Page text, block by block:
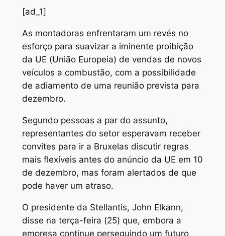
[ad_1]
As montadoras enfrentaram um revés no
esforço para suavizar a iminente proibição
da UE (União Europeia) de vendas de novos
veículos a combustão, com a possibilidade
de adiamento de uma reunião prevista para
dezembro.
Segundo pessoas a par do assunto,
representantes do setor esperavam receber
convites para ir a Bruxelas discutir regras
mais flexíveis antes do anúncio da UE em 10
de dezembro, mas foram alertados de que
pode haver um atraso.
O presidente da Stellantis, John Elkann,
disse na terça-feira (25) que, embora a
empresa continue perseguindo um futuro